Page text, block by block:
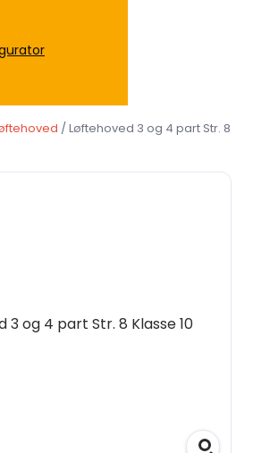
/ Løftehoved 3 og 4 part Str. 8